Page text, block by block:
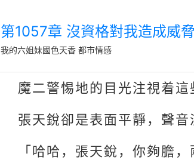
第1057章 沒資格對我造成威脅
我的六姐妹國色天香 都市情感
魔二警惕地的目光注視着這
張天銳卻是表面平靜，聲音
「哈哈，張天銳，你夠膽，